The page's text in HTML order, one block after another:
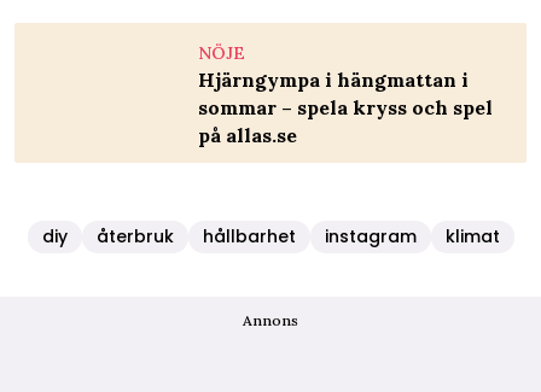
NÖJE
Hjärngympa i hängmattan i
sommar – spela kryss och spel
på allas.se
diy återbruk hållbarhet instagram klimat
Annons